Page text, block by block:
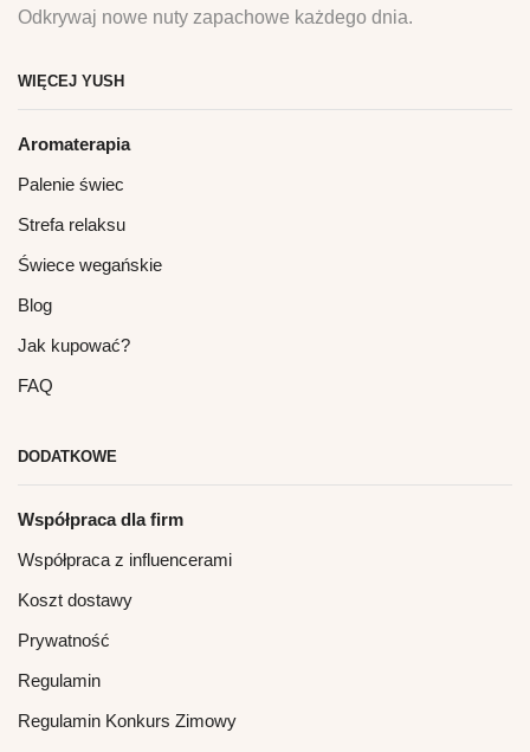
Odkrywaj nowe nuty zapachowe każdego dnia.
WIĘCEJ YUSH
Aromaterapia
Palenie świec
Strefa relaksu
Świece wegańskie
Blog
Jak kupować?
FAQ
DODATKOWE
Współpraca dla firm
Współpraca z influencerami
Koszt dostawy
Prywatność
Regulamin
Regulamin Konkurs Zimowy